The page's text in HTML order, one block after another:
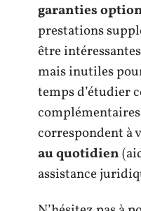
garanties
prestations
être
mais inutiles
temps d’étudier
correspondent à
au quotidien
assistance